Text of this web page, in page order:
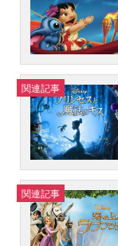
関連記事
関連記事